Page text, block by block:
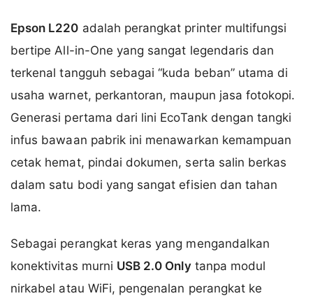
Epson L220 adalah perangkat printer multifungsi
bertipe All-in-One yang sangat legendaris dan
terkenal tangguh sebagai “kuda beban” utama di
usaha warnet, perkantoran, maupun jasa fotokopi.
Generasi pertama dari lini EcoTank dengan tangki
infus bawaan pabrik ini menawarkan kemampuan
cetak hemat, pindai dokumen, serta salin berkas
dalam satu bodi yang sangat efisien dan tahan
lama.
Sebagai perangkat keras yang mengandalkan
konektivitas murni USB 2.0 Onlytanpa modul
nirkabel atau WiFi, pengenalan perangkat ke